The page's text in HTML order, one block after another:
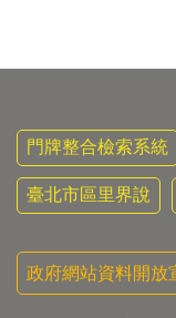
門牌整合檢索系統
臺北市區里界說
政府網站資料開放